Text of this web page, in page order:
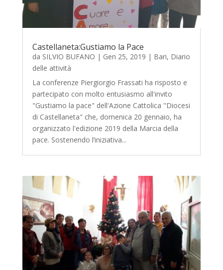
Castellaneta:Gustiamo la Pace
da SILVIO BUFANO | Gen 25, 2019 | Bari, Diario
delle attività
La conferenze Piergiorgio Frassati ha risposto e
partecipato con molto entusiasmo all'invito
"Gustiamo la pace" dell'Azione Cattolica "Diocesi
di Castellaneta" che, domenica 20 gennaio, ha
organizzato l'edizione 2019 della Marcia della
pace. Sostenendo l’iniziativa...